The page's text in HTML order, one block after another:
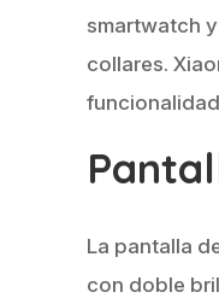
smartwatch
collares.
La pantalla
con doble